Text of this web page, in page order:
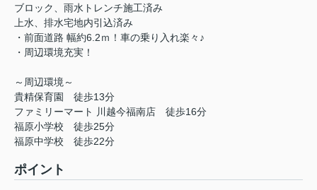
ブロック、雨水トレンチ施工済み
上水、排水宅地内引込済み
・前面道路 幅約6.2ｍ！車の乗り入れ楽々♪
・周辺環境充実！
～周辺環境～
貴精保育園 徒歩13分
ファミリーマート 川越今福南店 徒歩16分
福原小学校 徒歩25分
福原中学校 徒歩22分
ポイント